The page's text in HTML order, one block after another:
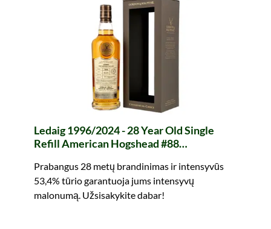
Ledaig 1996/2024 - 28 Year Old Single
Refill American Hogshead #88
Prabangus 28 metų brandinimas ir intensyvūs
53,4% tūrio garantuoja jums intensyvų
malonumą. Užsisakykite dabar!